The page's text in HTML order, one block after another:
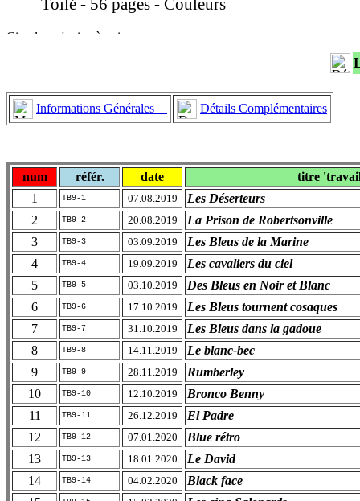
Informations Générales Détails Complémentaires
num référ. date
titre
1
TB9-1 07.08.2019
Les Déserteurs
2
TB9-2 20.08.2019
La Prison de Robertsonville
3
TB9-3 03.09.2019
Les Bleus de la Marine
4
TB9-4 19.09.2019
Les cavaliers du ciel
5
TB9-5 03.10.2019
Des Bleus en Noir et Blanc
6
TB9-6 17.10.2019
Les Bleus tournent cosaques
7
TB9-7 31.10.2019
Les Bleus dans la gadoue
8
TB9-8 14.11.2019
Le blanc-bec
9
TB9-9 28.11.2019
Rumberley
10
TB9-10 12.10.2019
Bronco Benny
11
TB9-11 26.12.2019
El Padre
12
TB9-12 07.01.2020
Blue rétro
13
TB9-13 18.01.2020
Le David
14
TB9-14 04.02.2020
Black face